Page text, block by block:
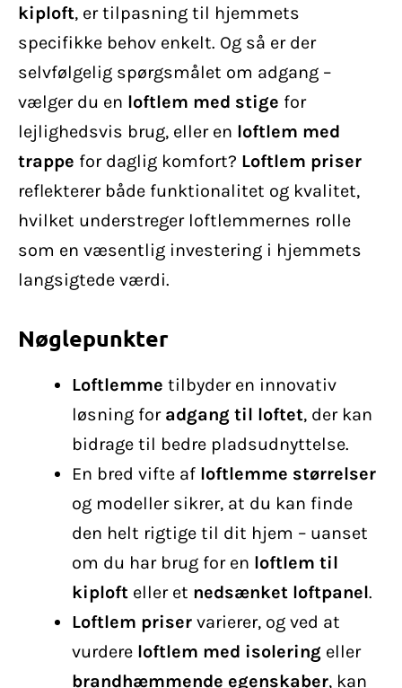
kiploft, er tilpasning til hjemmets
specifikke behov enkelt. Og så er der
selvfølgelig spørgsmålet om adgang –
vælger du en loftlem med stige for
lejlighedsvis brug, eller en loftlem med
trappe for daglig komfort? Loftlem priser
reflekterer både funktionalitet og kvalitet,
hvilket understreger loftlemmernes rolle
som en væsentlig investering i hjemmets
langsigtede værdi.
Nøglepunkter
Loftlemme tilbyder en innovativ
løsning for adgang til loftet, der kan
bidrage til bedre pladsudnyttelse.
En bred vifte af loftlemme størrelser
og modeller sikrer, at du kan finde
den helt rigtige til dit hjem – uanset
om du har brug for en loftlem til
kiploft eller et nedsænket loftpanel.
Loftlem priser varierer, og ved at
vurdere loftlem med isolering eller
brandhæmmende egenskaber, kan